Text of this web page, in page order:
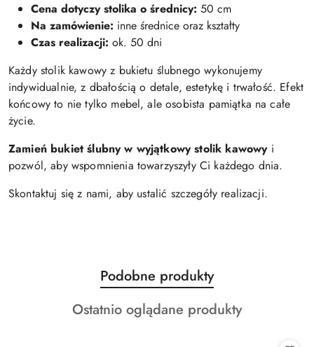
Cena dotyczy stolika o średnicy: 50 cm
Na zamówienie: inne średnice oraz kształty
Czas realizacji: ok. 50 dni
Każdy stolik kawowy z bukietu ślubnego wykonujemy
indywidualnie, z dbałością o detale, estetykę i trwałość. Efekt
końcowy to nie tylko mebel, ale osobista pamiątka na całe
życie.
Zamień bukiet ślubny w wyjątkowy stolik kawowyi
pozwól, aby wspomnienia towarzyszyły Ci każdego dnia.
Skontaktuj się z nami, aby ustalić szczegóły realizacji.
Pomiń karuzelę produktów
Produkty
o
statusie:
Podobne produkty
Produkty
Ostatnio oglądane produkty